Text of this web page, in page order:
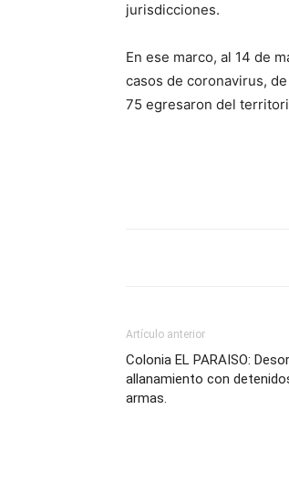
jurisdicciones.
En ese marco, al 14 de
casos de coronavirus,
75 egresaron del
Artículo anterior
Colonia EL PARAISO:
allanamiento con
armas.